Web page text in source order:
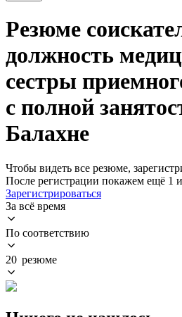
Резюме
должность
сестры
с полной
Балахне
Чтобы видеть все резюме,
После регистрации покажем ещё 1
Зарегистрироваться
За всё время
По соответствию
20 резюме